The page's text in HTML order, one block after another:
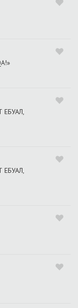
ЕБУАЛ,
ЕБУАЛ,